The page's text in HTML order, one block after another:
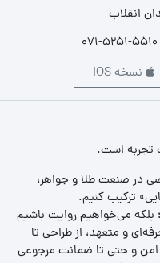
انقلاب
071-5251-5510
نسخه IOS
تجربه‌ است.
تخصصی در صنعت طلا و جواهر،
ترکیب کنیم.
بلکه می‌خواهیم روایت باشیم
و متعهد، از طراحی تا
امن و حتی تا ضمانت مرجوعی